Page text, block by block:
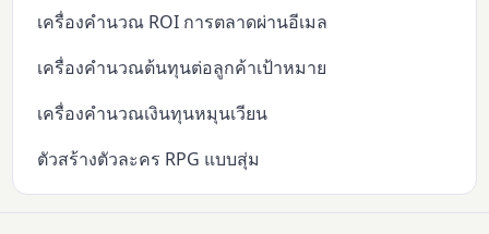
เครื่องคำนวณ ROI การตลาดผ่านอีเมล
เครื่องคำนวณต้นทุนต่อลูกค้าเป้าหมาย
เครื่องคำนวณเงินทุนหมุนเวียน
ตัวสร้างตัวละคร RPG แบบสุ่ม